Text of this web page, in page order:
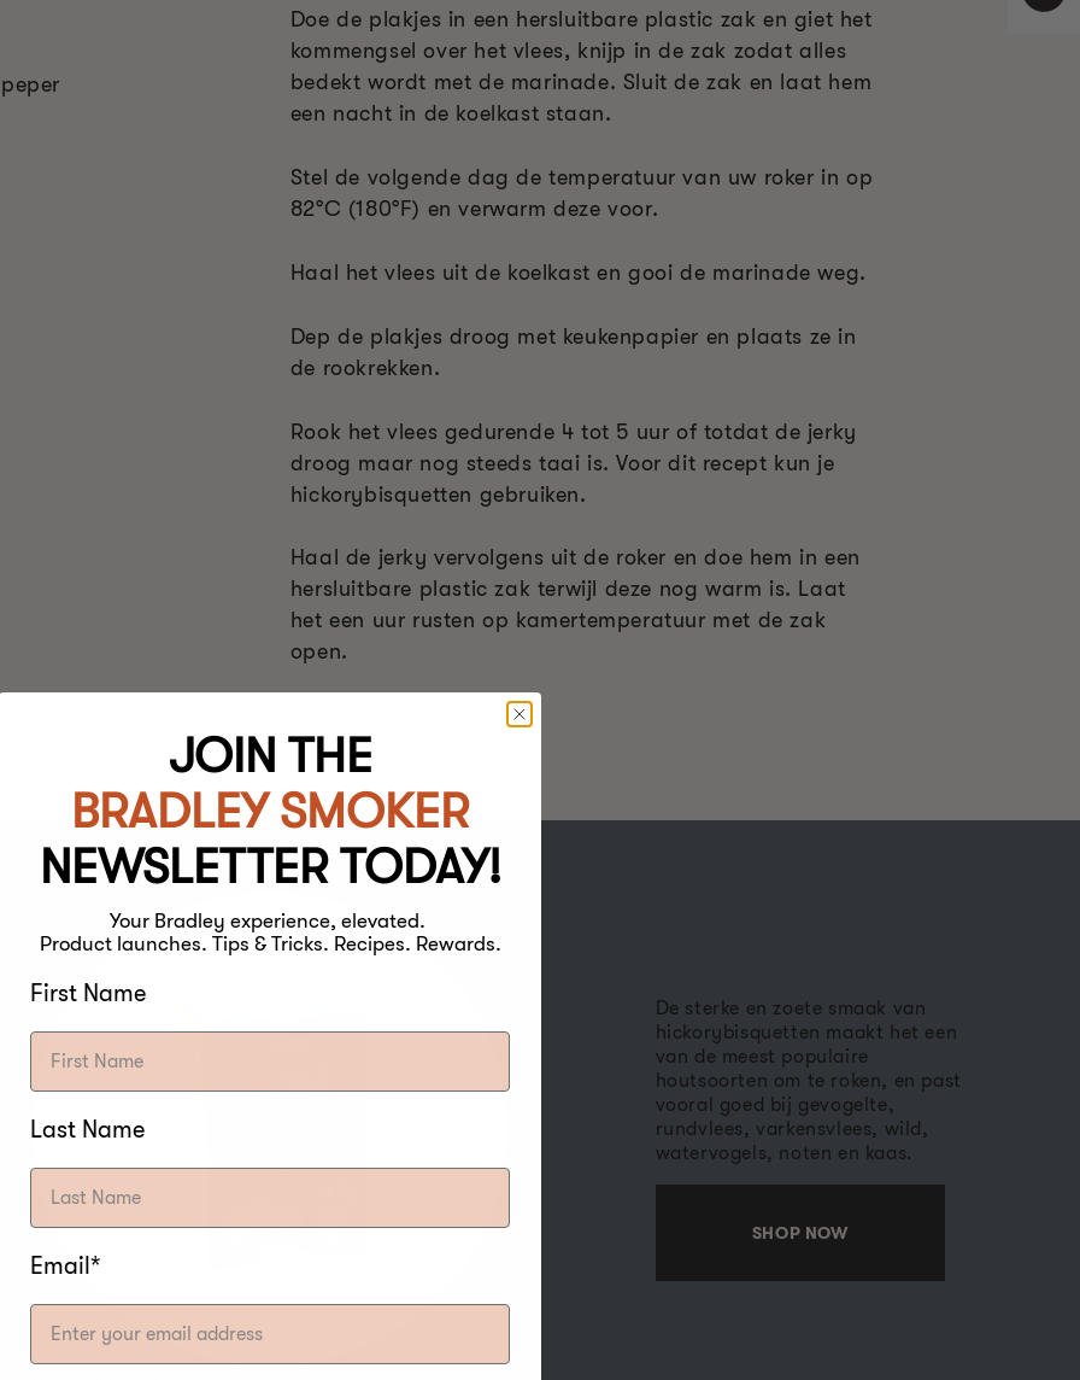
Doe de plakjes in een hersluitbare plastic zak en giet het
kommengsel over het vlees, knijp in de zak zodat alles
bedekt wordt met de marinade. Sluit de zak en laat hem
een nacht in de koelkast staan.
Stel de volgende dag de temperatuur van uw roker in op
82°C (180°F) en verwarm deze voor.
Haal het vlees uit de koelkast en gooi de marinade weg.
Dep de plakjes droog met keukenpapier en plaats ze in
de rookrekken.
Rook het vlees gedurende 4 tot 5 uur of totdat de jerky
droog maar nog steeds taai is. Voor dit recept kun je
hickorybisquetten gebruiken.
Haal de jerky vervolgens uit de roker en doe hem in een
hersluitbare plastic zak terwijl deze nog warm is. Laat
het een uur rusten op kamertemperatuur met de zak
open.
De sterke en zoete smaak van
hickorybisquetten maakt het een
van de meest populaire
houtsoorten om te roken, en past
vooral goed bij gevogelte,
rundvlees, varkensvlees, wild,
watervogels, noten en kaas.
SHOP NOW
JOIN THE
BRADLEY SMOKER
NEWSLETTER TODAY!
Your Bradley experience, elevated.
Product launches. Tips & Tricks. Recipes. Rewards.
First Name
Last Name
Email*